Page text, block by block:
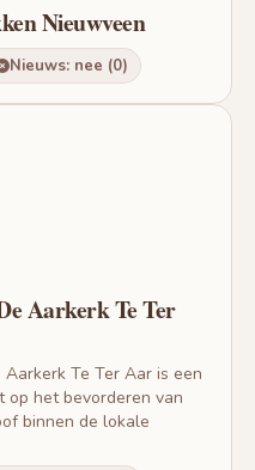
Nieuwveen
Nieuws: nee (0)
Aarkerk Te Ter
Te Ter Aar is een
op het bevorderen van
binnen de lokale